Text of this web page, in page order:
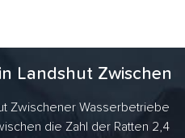
Landshut Zwischen
Zwischener Wasserbetriebe
die Zahl der Ratten 2,4